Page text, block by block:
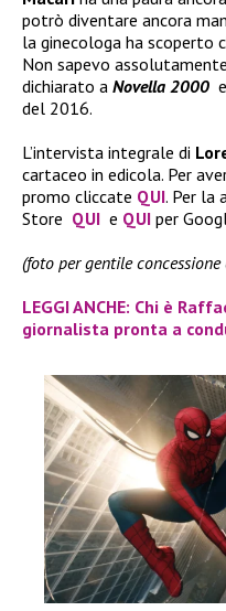
potrò diventare ancora
la ginecologa ha scoperto
Non sapevo
dichiarato a Novella 2000
del 2016.
L’intervista integrale di
cartaceo in edicola. Per
promo cliccate QUI. Per la
Store QUI e QUI per
(foto per gentile
LEGGI ANCHE: Chi è
giornalista pronta a